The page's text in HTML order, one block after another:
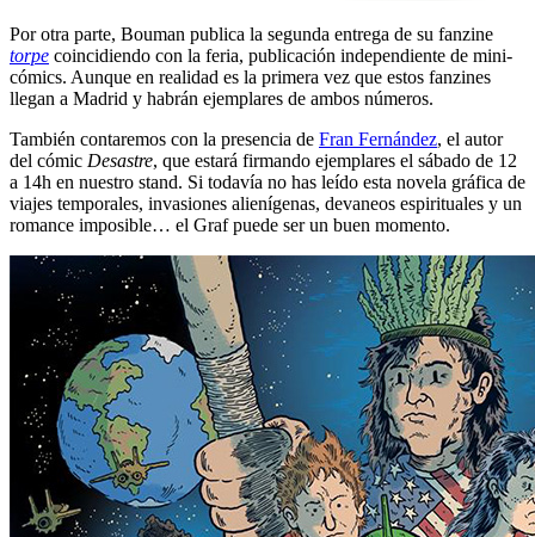
Por otra parte, Bouman publica la segunda entrega de su fanzine
torpe coincidiendo con la feria, publicación independiente de mini-
cómics. Aunque en realidad es la primera vez que estos fanzines
llegan a Madrid y habrán ejemplares de ambos números.
También contaremos con la presencia de Fran Fernández, el autor
del cómic Desastre, que estará firmando ejemplares el sábado de 12
a 14h en nuestro stand. Si todavía no has leído esta novela gráfica de
viajes temporales, invasiones alienígenas, devaneos espirituales y un
romance imposible… el Graf puede ser un buen momento.